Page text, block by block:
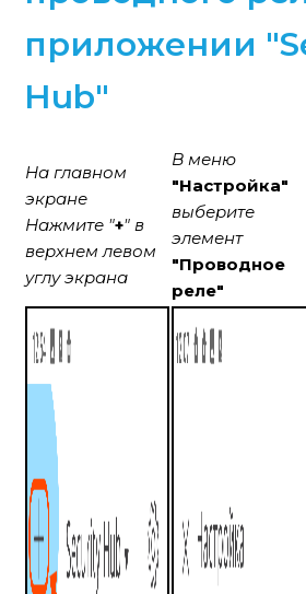
приложении
Hub"
На главном
экране
Нажмите "+" в
верхнем левом
углу экрана
В меню
"Настройка"
выберите
элемент
"Проводное
реле"